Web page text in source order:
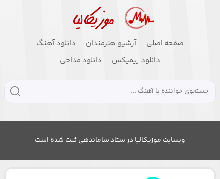
صفحه اصلی آرشیو هنرمندان
دانلود آهنگ
دانلود ریمیکس
دانلود مداحی
وبسایت موزیکالیا در ستاد ساماندهی ثبت شده است